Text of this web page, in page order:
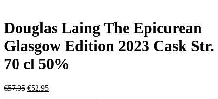
Douglas Laing The Epicurean
Glasgow Edition 2023 Cask Str.
70 cl 50%
€57.95 Oorspronkelijke
€52.95Huidige